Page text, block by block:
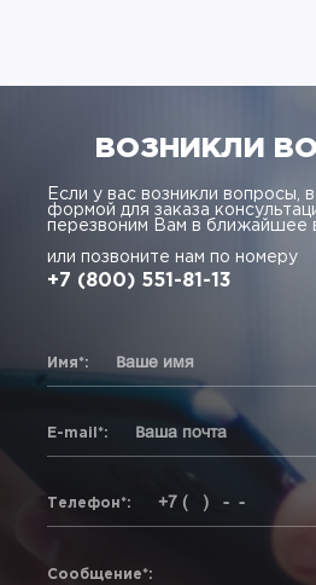
ВОЗНИКЛИ
Если у вас возникли вопросы,
формой для заказа
перезвоним Вам в ближайшее
или позвоните нам по номеру
+7 (800) 551-81-13
Имя*:
E-mail*:
Телефон*:
Сообщение*: